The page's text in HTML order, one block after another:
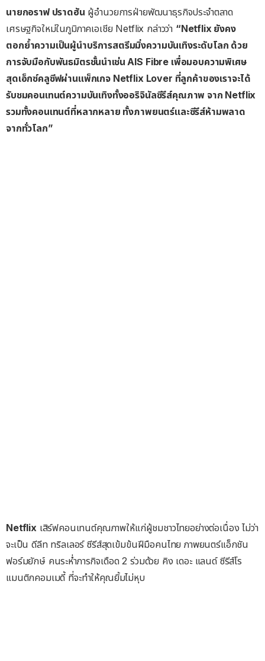
นายกอราฟ ปราดฮัน ผู้อำนวยการฝ่ายพัฒนาธุรกิจประจำตลาด
เศรษฐกิจใหม่ในภูมิภาคเอเชีย Netflix กล่าวว่า “Netflix ยังคง
ตอกย้ำความเป็นผู้นำบริการสตรีมมิ่งความบันเทิงระดับโลก ด้วย
การจับมือกับพันธมิตรชั้นนำเช่น AIS Fibre เพื่อมอบความพิเศษ
สุดเอ็กซ์คลูซีฟผ่านแพ็กเกจ Netflix Lover ที่ลูกค้าของเราจะได้
รับชมคอนเทนต์ความบันเทิงทั้งออริจินัลซีรีส์คุณภาพ จาก Netflix
รวมทั้งคอนเทนต์ที่หลากหลาย ทั้งภาพยนตร์และซีรีส์ห้ามพลาด
จากทั่วโลก”
Netflixเสิร์ฟคอนเทนต์คุณภาพให้แก่ผู้ชมชาวไทยอย่างต่อเนื่อง ไม่ว่า
จะเป็น ดีลีท ทริลเลอร์ ซีรีส์สุดเข้มข้นฝีมือคนไทย ภาพยนตร์แอ็กชัน
ฟอร์มยักษ์ คนระห่ำภารกิจเดือด 2 ร่วมด้วย คิง เดอะ แลนด์ ซีรีส์โร
แมนติกคอมเมดี้ ที่จะทำให้คุณยิ้มไม่หุบ